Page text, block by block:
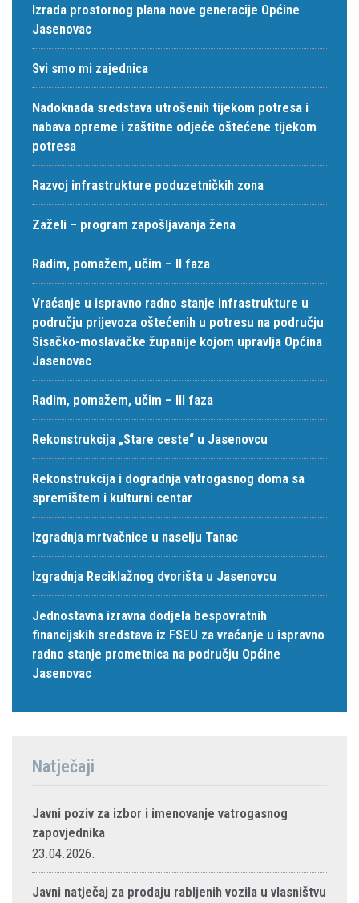
Izrada prostornog plana nove generacije Općine
Jasenovac
Svi smo mi zajednica
Nadoknada sredstava utrošenih tijekom potresa i
nabava opreme i zaštitne odjeće oštećene tijekom
potresa
Razvoj infrastrukture poduzetničkih zona
Zaželi – program zapošljavanja žena
Radim, pomažem, učim – II faza
Vraćanje u ispravno radno stanje infrastrukture u
području prijevoza oštećenih u potresu na području
Sisačko-moslavačke županije kojom upravlja Općina
Jasenovac
Radim, pomažem, učim – III faza
Rekonstrukcija „Stare ceste“ u Jasenovcu
Rekonstrukcija i dogradnja vatrogasnog doma sa
spremištem i kulturni centar
Izgradnja mrtvačnice u naselju Tanac
Izgradnja Reciklažnog dvorišta u Jasenovcu
Jednostavna izravna dodjela bespovratnih
financijskih sredstava iz FSEU za vraćanje u ispravno
radno stanje prometnica na području Općine
Jasenovac
Natječaji
Javni poziv za izbor i imenovanje vatrogasnog
zapovjednika
23.04.2026.
Javni natječaj za prodaju rabljenih vozila u vlasništvu